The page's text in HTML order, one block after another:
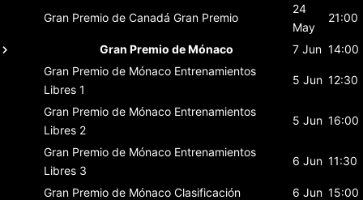
Gran Premio de Canadá Gran Premio
24
May
21:00
Gran Premio de Mónaco 7 Jun 14:00
Gran Premio de Mónaco Entrenamientos
Libres 1
5 Jun 12:30
Gran Premio de Mónaco Entrenamientos
Libres 2
5 Jun 16:00
Gran Premio de Mónaco Entrenamientos
Libres 3
6 Jun 11:30
Gran Premio de Mónaco Clasificación 6 Jun 15:00